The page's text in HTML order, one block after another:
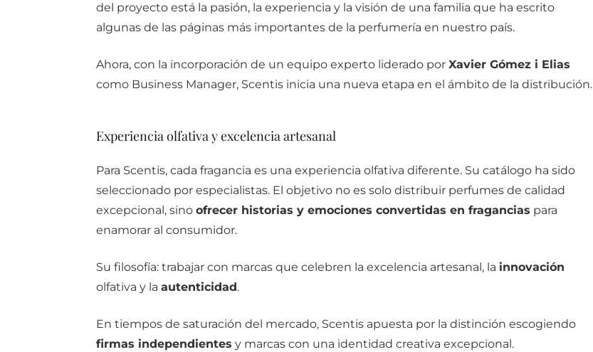
del proyecto está la pasión, la experiencia y la visión de una familia que ha escrito
algunas de las páginas más importantes de la perfumería en nuestro país.
Ahora, con la incorporación de un equipo experto liderado por Xavier Gómez i Elias
como Business Manager, Scentis inicia una nueva etapa en el ámbito de la distribución.
Experiencia olfativa y excelencia artesanal
Para Scentis, cada fragancia es una experiencia olfativa diferente. Su catálogo ha sido
seleccionado por especialistas. El objetivo no es solo distribuir perfumes de calidad
excepcional, sino ofrecer historias y emociones convertidas en fragancias para
enamorar al consumidor.
Su filosofía: trabajar con marcas que celebren la excelencia artesanal, la innovación
olfativa y la autenticidad.
En tiempos de saturación del mercado, Scentis apuesta por la distinción escogiendo
firmas independientes y marcas con una identidad creativa excepcional.